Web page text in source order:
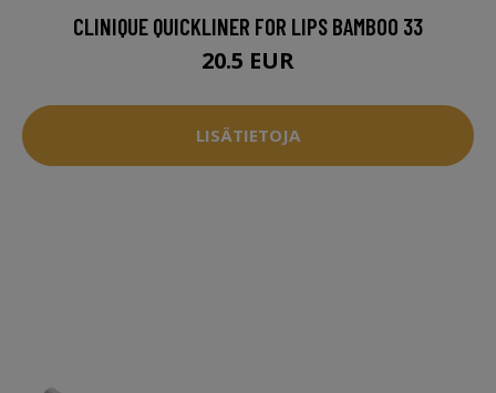
CLINIQUE QUICKLINER FOR LIPS BAMBOO 33
20.5 EUR
LISÄTIETOJA